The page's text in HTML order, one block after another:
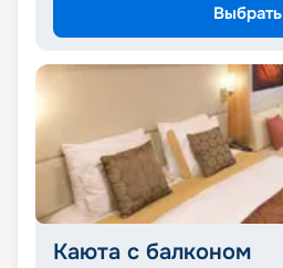
Выбрать
Каюта с балконом